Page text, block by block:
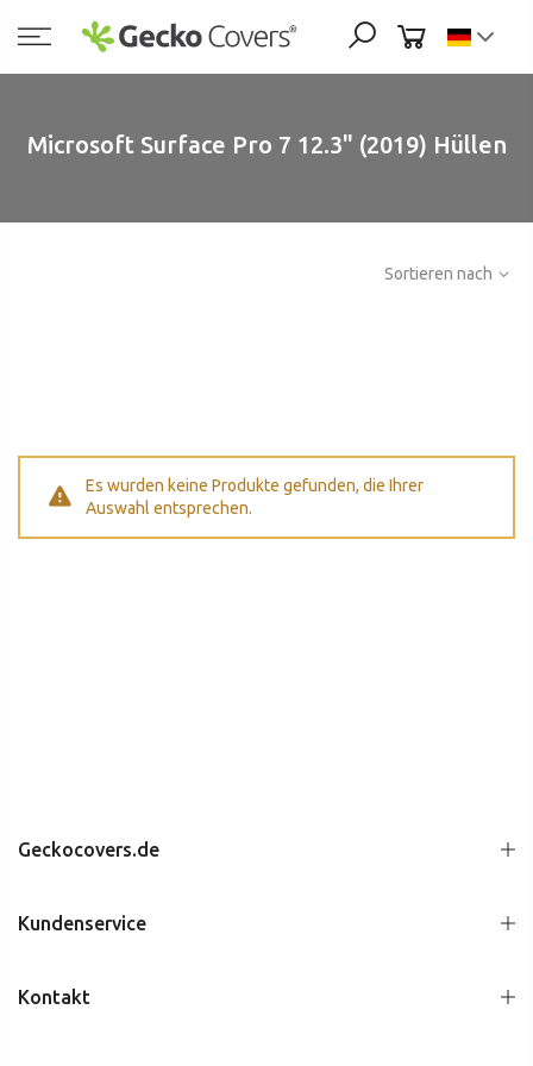
Inhalt
springen
Microsoft Surface Pro 7 12.3" (2019) Hüllen
Sortieren nach
Es wurden keine Produkte gefunden, die Ihrer
Auswahl entsprechen.
Geckocovers.de
Kundenservice
Kontakt